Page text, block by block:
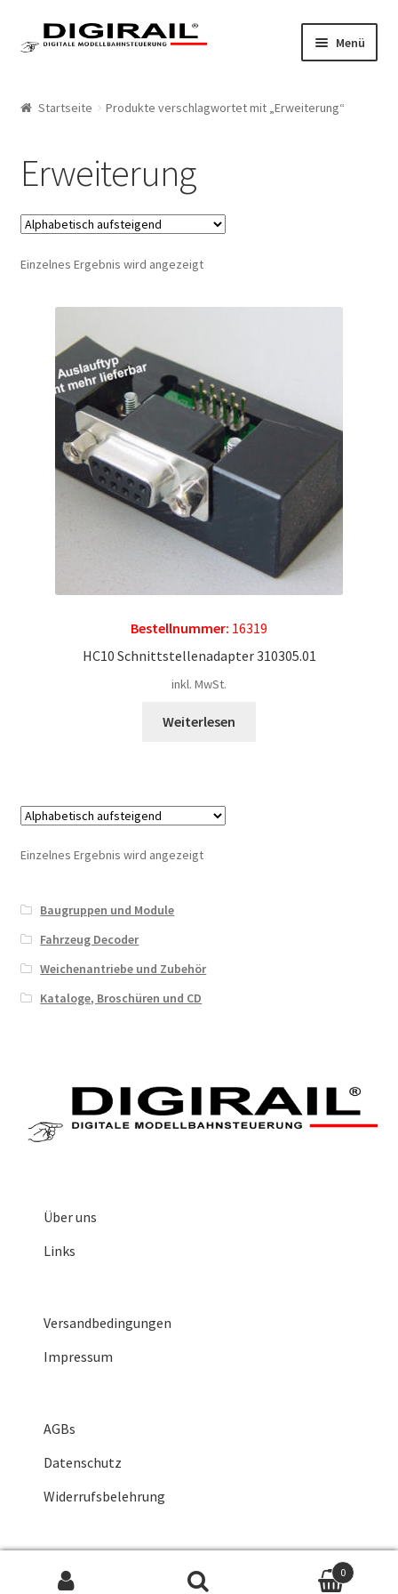
Zur Navigation springen
Springe zum Inhalt Menü
LokLift System
LokLift
LokLift 2
Mein Konto
Startseite Produkte verschlagwortet mit „Erweiterung“
Erweiterung
Einzelnes Ergebnis wird angezeigt
Bestellnummer: 16319
HC10 Schnittstellenadapter 310305.01
inkl. MwSt.
Weiterlesen
Einzelnes Ergebnis wird angezeigt
Baugruppen und Module
Fahrzeug Decoder
Weichenantriebe und Zubehör
Kataloge, Broschüren und CD
Über uns
Links
Versandbedingungen
Impressum
AGBs
Datenschutz
Widerrufsbelehrung
0